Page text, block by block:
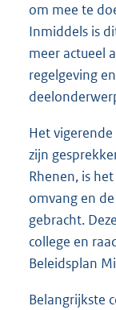
om mee te
Inmiddels is
meer actueel
regelgeving
Het
zijn
Rhenen, is
omvang en
gebracht.
college en
Beleidsplan
Belangrijkste